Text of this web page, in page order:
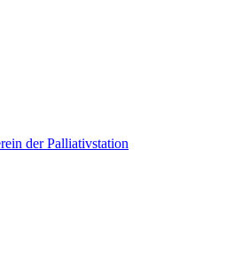
der Palliativstation